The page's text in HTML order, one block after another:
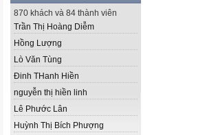
870 khách và 84 thành viên
Trần Thị Hoàng Diễm
Hồng Lượng
Lò Văn Tùng
Đinh THanh Hiền
nguyễn thị hiền linh
Lê Phước Lân
Huỳnh Thị Bích Phượng